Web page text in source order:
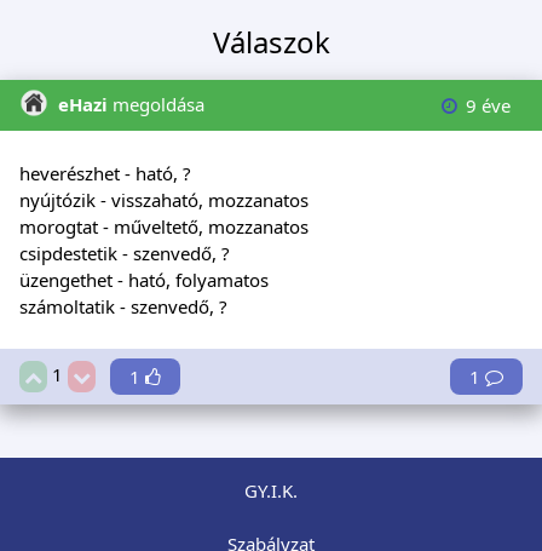
Válaszok
eHazi megoldása 9 éve
heverészhet - ható, ?
nyújtózik - visszaható, mozzanatos
morogtat - műveltető, mozzanatos
csipdestetik - szenvedő, ?
üzengethet - ható, folyamatos
számoltatik - szenvedő, ?
1 1 1
GY.I.K.
Szabályzat